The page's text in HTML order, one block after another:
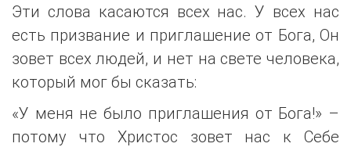
Эти слова касаются всех нас. У всех нас
есть призвание и приглашение от Бога, Он
зовет всех людей, и нет на свете человека,
который мог бы сказать:
«У меня не было приглашения от Бога!» –
потому что Христос зовет нас к Себе